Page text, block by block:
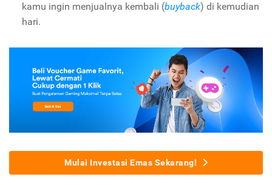
kamu ingin menjualnya kembali (buyback) di kemudian
hari.
Mulai Investasi Emas Sekarang!